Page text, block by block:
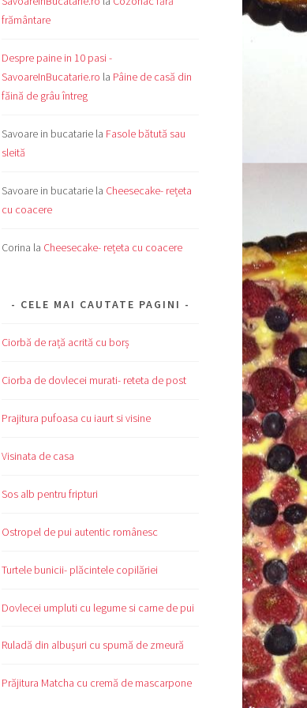
frământare
Despre paine in 10 pasi -
SavoareInBucatarie.ro la Pâine de casă din
făină de grâu întreg
Savoare in bucatarie la Fasole bătută sau
sleită
Savoare in bucatarie la Cheesecake- rețeta
cu coacere
Corina la Cheesecake- rețeta cu coacere
CELE MAI CAUTATE PAGINI
Ciorbă de rață acrită cu borș
Ciorba de dovlecei murati- reteta de post
Prajitura pufoasa cu iaurt si visine
Visinata de casa
Sos alb pentru fripturi
Ostropel de pui autentic românesc
Turtele bunicii- plăcintele copilăriei
Dovlecei umpluti cu legume si carne de pui
Ruladă din albușuri cu spumă de zmeură
Prăjitura Matcha cu cremă de mascarpone